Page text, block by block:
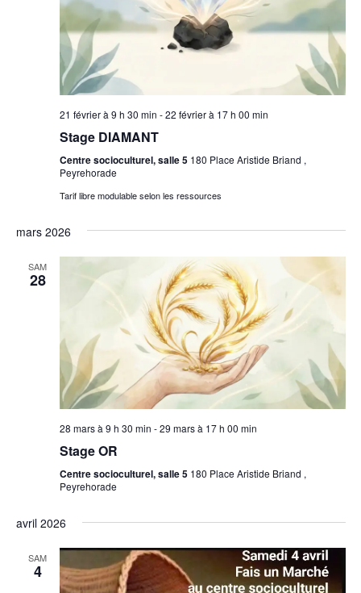
21 février à 9 h 30 min -22 février à 17 h 00 min
Stage DIAMANT
Centre socioculturel, salle 5 180 Place Aristide Briand ,
Peyrehorade
Tarif libre modulable selon les ressources
mars 2026
SAM
28
28 mars à 9 h 30 min -29 mars à 17 h 00 min
Stage OR
Centre socioculturel, salle 5 180 Place Aristide Briand ,
Peyrehorade
avril 2026
SAM
4